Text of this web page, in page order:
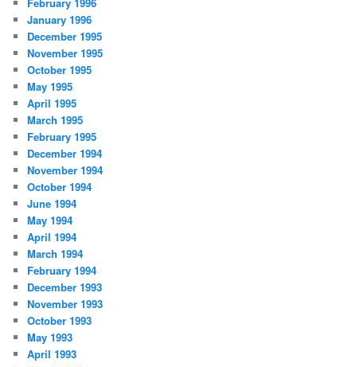
January 1996
December 1995
November 1995
October 1995
May 1995
April 1995
March 1995
February 1995
December 1994
November 1994
October 1994
June 1994
May 1994
April 1994
March 1994
February 1994
December 1993
November 1993
October 1993
May 1993
April 1993